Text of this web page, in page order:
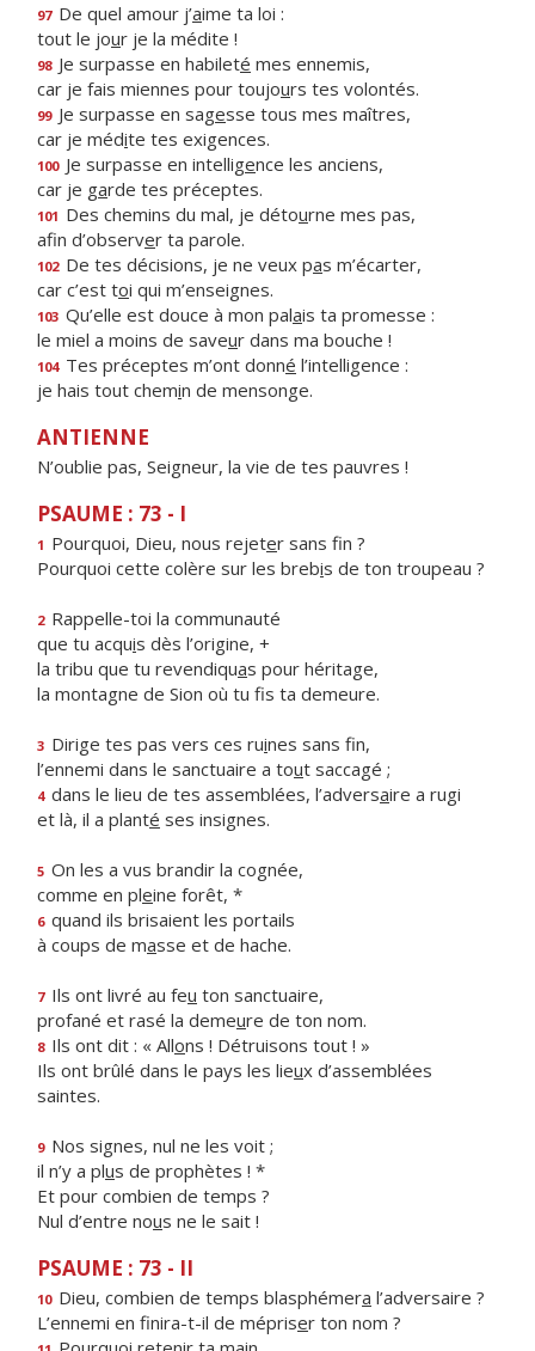
97 De quel amour j’aime ta loi :
tout le jour je la médite !
98 Je surpasse en habileté mes ennemis,
car je fais miennes pour toujours tes volontés.
99 Je surpasse en sagesse tous mes maîtres,
car je médite tes exigences.
100 Je surpasse en intelligence les anciens,
car je garde tes préceptes.
101 Des chemins du mal, je détourne mes pas,
afin d’observer ta parole.
102 De tes décisions, je ne veux pas m’écarter,
car c’est toi qui m’enseignes.
103 Qu’elle est douce à mon palais ta promesse :
le miel a moins de saveur dans ma bouche !
104 Tes préceptes m’ont donné l’intelligence :
je hais tout chemin de mensonge.
ANTIENNE
N’oublie pas, Seigneur, la vie de tes pauvres !
PSAUME : 73 - I
1 Pourquoi, Dieu, nous rejeter sans fin ?
Pourquoi cette colère sur les brebis de ton troupeau ?
2 Rappelle-toi la communauté
que tu acquis dès l’origine, +
la tribu que tu revendiquas pour héritage,
la montagne de Sion où tu fs ta demeure.
3 Dirige tes pas vers ces ruines sans fin,
l’ennemi dans le sanctuaire a tout saccagé ;
4 dans le lieu de tes assemblées, l’adversaire a rugi
et là, il a planté ses insignes.
5 On les a vus brandir la cognée,
comme en pleine forêt, *
6 quand ils brisaient les portails
à coups de masse et de hache.
7 Ils ont livré au feu ton sanctuaire,
profané et rasé la demeure de ton nom.
8 Ils ont dit : « Allons ! Détruisons tout ! »
Ils ont brûlé dans le pays les lieux d’assemblées
saintes.
9 Nos signes, nul ne les voit ;
il n’y a plus de prophètes ! *
Et pour combien de temps ?
Nul d’entre nous ne le sait !
PSAUME : 73 - II
10 Dieu, combien de temps blasphémera l’adversaire ?
L’ennemi en finira-t-il de mépriser ton nom ?